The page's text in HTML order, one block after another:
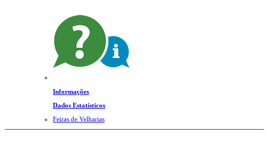
Informações
Dados Estatísticos
Feiras de Velharias